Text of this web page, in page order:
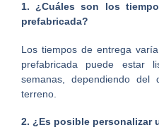
1. ¿Cuáles son los
prefabricada?
Los tiempos de entrega
prefabricada puede
semanas, dependiendo
terreno.
2. ¿Es posible personalizar